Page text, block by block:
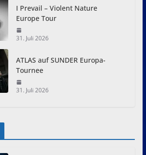
I Prevail – Violent Nature
Europe Tour
31. Juli 2026
ATLAS auf SUNDER Europa-
Tournee
31. Juli 2026